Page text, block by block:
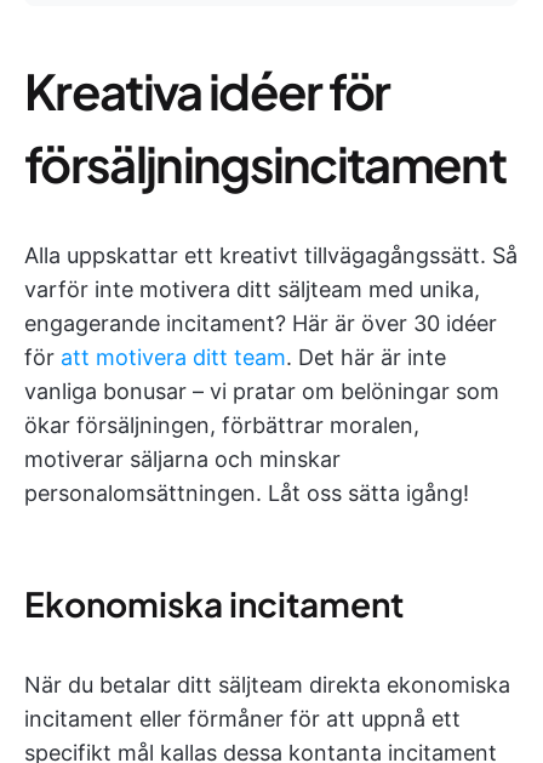
Kreativa idéer för
försäljningsincitament
Alla uppskattar ett kreativt tillvägagångssätt. Så
varför inte motivera ditt säljteam med unika,
engagerande incitament? Här är över 30 idéer
för att motivera ditt team. Det här är inte
vanliga bonusar – vi pratar om belöningar som
ökar försäljningen, förbättrar moralen,
motiverar säljarna och minskar
personalomsättningen. Låt oss sätta igång!
Ekonomiska incitament
När du betalar ditt säljteam direkta ekonomiska
incitament eller förmåner för att uppnå ett
specifikt mål kallas dessa kontanta incitament